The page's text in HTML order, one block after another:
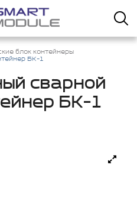
блок контейнеры
БК-1
сварной
БК-1